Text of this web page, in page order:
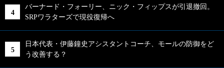
バーナード・フォーリー、ニック・フィップスが引退撤回。
SRPワラターズで現役復帰へ
日本代表・伊藤鐘史アシスタントコーチ、モールの防御をど
う改善する？